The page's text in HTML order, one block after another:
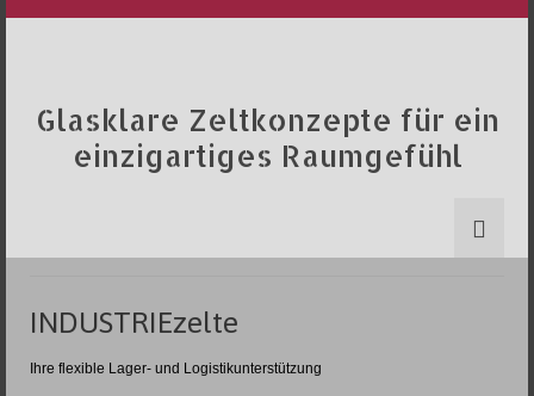
Glasklare Zeltkonzepte für ein
einzigartiges Raumgefühl
INDUSTRIEzelte
Ihre flexible Lager- und Logistikunterstützung